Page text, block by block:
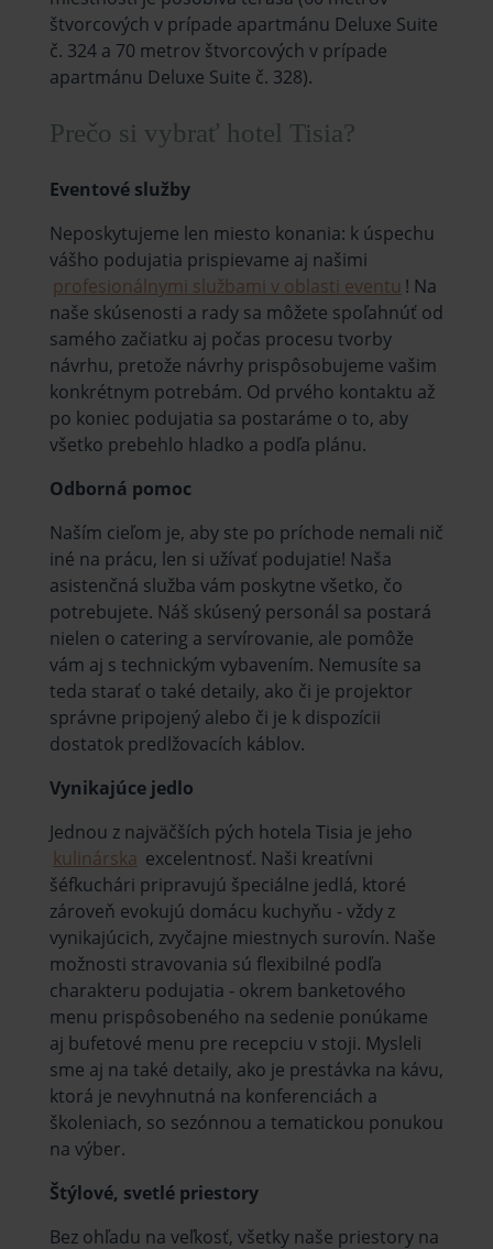
štvorcových v prípade apartmánu Deluxe Suite
č. 324 a 70 metrov štvorcových v prípade
apartmánu Deluxe Suite č. 328).
Prečo si vybrať hotel Tisia?
Eventové služby
Neposkytujeme len miesto konania: k úspechu
vášho podujatia prispievame aj našimi
profesionálnymi službami v oblasti eventu ! Na
naše skúsenosti a rady sa môžete spoľahnúť od
samého začiatku aj počas procesu tvorby
návrhu, pretože návrhy prispôsobujeme vašim
konkrétnym potrebám. Od prvého kontaktu až
po koniec podujatia sa postaráme o to, aby
všetko prebehlo hladko a podľa plánu.
Odborná pomoc
Naším cieľom je, aby ste po príchode nemali nič
iné na prácu, len si užívať podujatie! Naša
asistenčná služba vám poskytne všetko, čo
potrebujete. Náš skúsený personál sa postará
nielen o catering a servírovanie, ale pomôže
vám aj s technickým vybavením. Nemusíte sa
teda starať o také detaily, ako či je projektor
správne pripojený alebo či je k dispozícii
dostatok predlžovacích káblov.
Vynikajúce jedlo
Jednou z najväčších pých hotela Tisia je jeho
kulinárska excelentnosť. Naši kreatívni
šéfkuchári pripravujú špeciálne jedlá, ktoré
zároveň evokujú domácu kuchyňu - vždy z
vynikajúcich, zvyčajne miestnych surovín. Naše
možnosti stravovania sú flexibilné podľa
charakteru podujatia - okrem banketového
menu prispôsobeného na sedenie ponúkame
aj bufetové menu pre recepciu v stoji. Mysleli
sme aj na také detaily, ako je prestávka na kávu,
ktorá je nevyhnutná na konferenciách a
školeniach, so sezónnou a tematickou ponukou
na výber.
Štýlové, svetlé priestory
Bez ohľadu na veľkosť, všetky naše priestory na